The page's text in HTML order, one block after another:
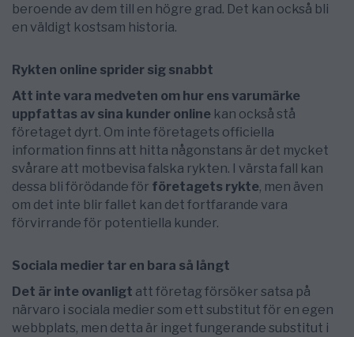
beroende av dem till en högre grad. Det kan också bli
en väldigt kostsam historia.
Rykten online sprider sig snabbt
Att inte vara medveten om hur ens varumärke
uppfattas av sina kunder online kan också stå
företaget dyrt. Om inte företagets officiella
information finns att hitta någonstans är det mycket
svårare att motbevisa falska rykten. I värsta fall kan
dessa bli förödande för företagets rykte, men även
om det inte blir fallet kan det fortfarande vara
förvirrande för potentiella kunder.
Sociala medier tar en bara så långt
Det är inte ovanligt att företag försöker satsa på
närvaro i sociala medier som ett substitut för en egen
webbplats, men detta är inget fungerande substitut i